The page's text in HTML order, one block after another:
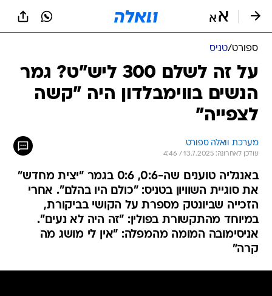
ספורט/טניס
על זה לשלם 300 ליש"ט? גמר
הנשים בווימבלדון היה "קשה
לצפייה"
מערכת וואלה ספורט
עודכן לאחרונה: 13.7.2025 / 4:46
באנגליה טוענים שה-0:6, 0:6 בגמר "יצית מחדש"
את סוגיית השוויון בטניס: "כולם היו בהלם". אחרי
הזכייה שביונטק מספרת על הקושי בביקורת,
במיוחד מהתקשורת בפולין: "זה היה לא נעים".
אניסימובה המומה מהמפלה: "אין לי מושג מה
קרה"